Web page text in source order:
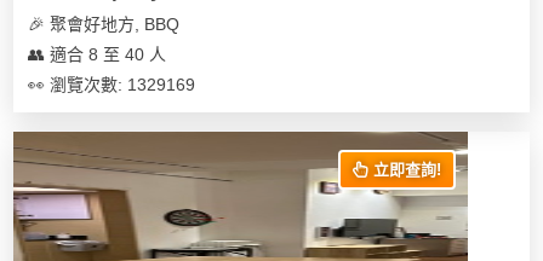
🎉 聚會好地方, BBQ
👥 適合 8 至 40 人
👀 瀏覽次數: 1329169
立即查詢!